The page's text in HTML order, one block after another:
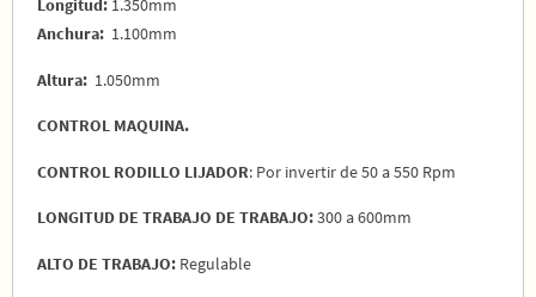
Longitud: 1.350mm
Anchura: 1.100mm
Altura: 1.050mm
CONTROL MAQUINA.
CONTROL RODILLO LIJADOR: Por invertir de 50 a 550 Rpm
LONGITUD DE TRABAJO DE TRABAJO:300 a 600mm
ALTO DE TRABAJO: Regulable